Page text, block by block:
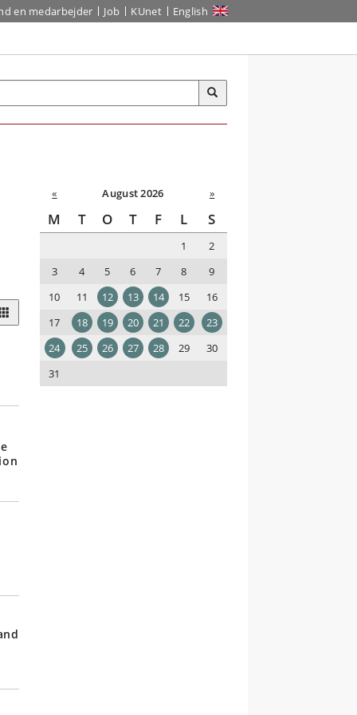
en medarbejder Job KUnet English
« August 2026 »
M T O T F L S
1
2
3
4 5 6 7 8
9
10
11 12 13 14 15
16
17
18 19 20 21 22
23
24
25 26 27 28 29
30
31